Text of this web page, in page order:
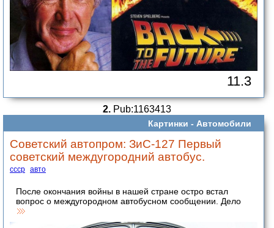
11.3
2. Pub:1163413
Картинки - Автомобили
Советский автопром: ЗиС-127 Первый
советский междугородний автобус.
ссср авто
После окончания войны в нашей стране остро встал
вопрос о междугородном автобусном сообщении. Дело